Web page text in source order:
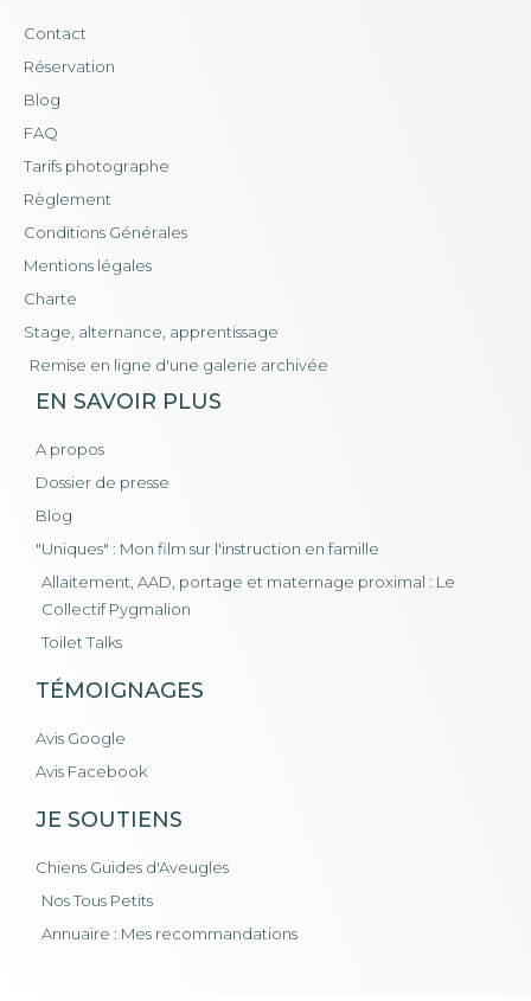
Contact
Réservation
Blog
FAQ
Tarifs photographe
Règlement
Conditions Générales
Mentions légales
Charte
Stage, alternance, apprentissage
Remise en ligne d'une galerie archivée
EN SAVOIR PLUS
A propos
Dossier de presse
Blog
"Uniques" : Mon film sur l'instruction en famille
Allaitement, AAD, portage et maternage proximal : Le
Collectif Pygmalion
Toilet Talks
TÉMOIGNAGES
Avis Google
Avis Facebook
JE SOUTIENS
Chiens Guides d'Aveugles
Nos Tous Petits
Annuaire : Mes recommandations